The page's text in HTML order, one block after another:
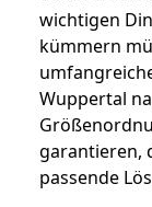
wichtigen
kümmern
Wuppertal
garantieren,
passende